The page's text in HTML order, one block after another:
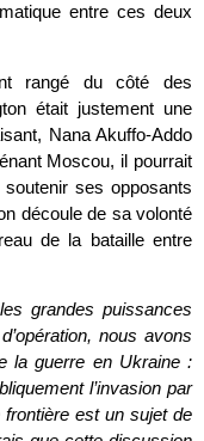
entre ces deux
rangé du côté des
était justement une
Nana Akuffo-Addo
Moscou, il pourrait
ses opposants
découle de sa volonté
de la bataille entre
grandes puissances
nous avons
la guerre en Ukraine :
l’invasion par
est un sujet de